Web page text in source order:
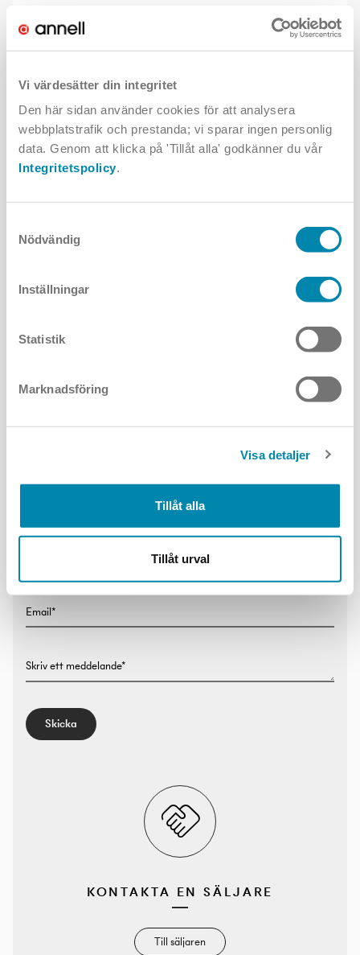
Vi värdesätter din integritet
Den här sidan använder cookies för att analysera
webbplatstrafik och prestanda; vi sparar ingen personlig
data. Genom att klicka på 'Tillåt alla' godkänner du vår
Integritetspolicy.
Nödvändig
Inställningar
Statistik
Marknadsföring
Visa detaljer
Tillåt alla
Tillåt urval
Optik/Ljusbild
Övrigt
Nattdimring
Gör klart din armatur
produkt. Med några enkla klick hittar du mer information - som
kanske ljusfiler eller montageanvisningar - och väljer rätt
Har du frågor om produkten? Skriv till oss.
Email*
Skriv ett meddelande*
Skicka
KONTAKTA EN SÄLJARE
Till säljaren